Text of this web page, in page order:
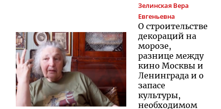
Зелинская Вера
Евгеньевна
О строительстве
декораций на
морозе,
разнице между
кино Москвы и
Ленинграда и о
запасе
культуры,
необходимом